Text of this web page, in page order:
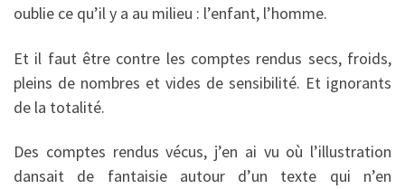
oublie ce qu’il y a au milieu : l’enfant, l’homme.
Et il faut être contre les comptes rendus secs, froids,
pleins de nombres et vides de sensibilité. Et ignorants
de la totalité.
Des comptes rendus vécus, j’en ai vu où l’illustration
dansait de fantaisie autour d’un texte qui n’en